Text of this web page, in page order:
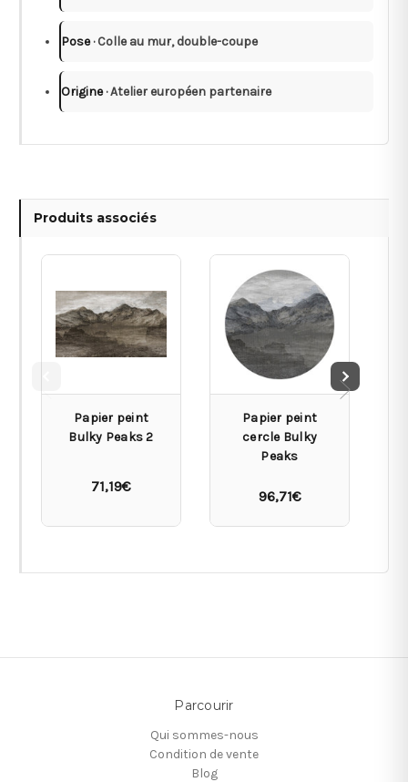
Pose· Colle au mur, double-coupe
Origine· Atelier européen partenaire
Produits associés
Papier peint
Bulky Peaks 2
71,19€
Papier peint
cercle Bulky
Peaks
96,71€
Parcourir
Qui sommes-nous
Condition de vente
Blog